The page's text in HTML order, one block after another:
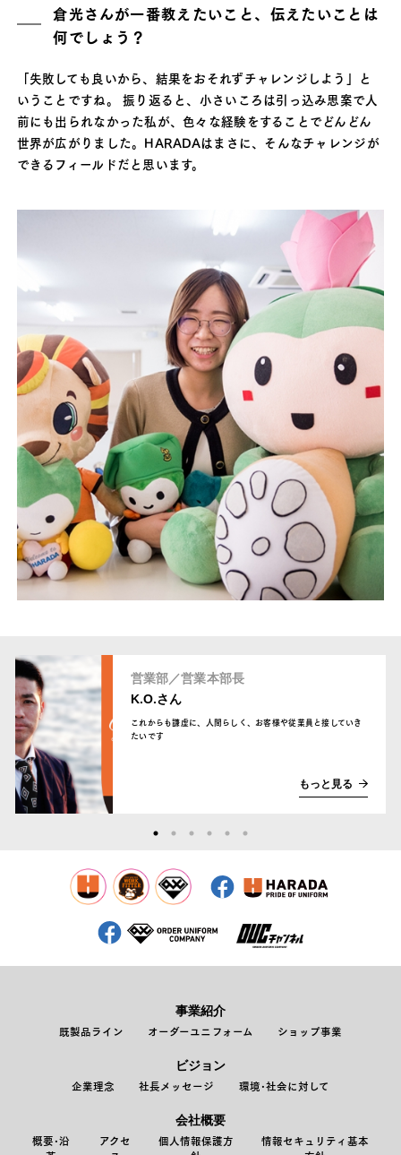
倉光さんが一番教えたいこと、伝えたいことは
何でしょう？
「失敗しても良いから、結果をおそれずチャレンジしよう」と
いうことですね。 振り返ると、小さいころは引っ込み思案で人
前にも出られなかった私が、色々な経験をすることでどんどん
世界が広がりました。HARADAはまさに、そんなチャレンジが
できるフィールドだと思います。
営業部／営業本部長
K.O.さん
これからも謙虚に、人間らしく、お客様や従業員と接していき
たいです
もっと見る
事業紹介
既製品ライン オーダーユニフォーム ショップ事業
ビジョン
企業理念 社長メッセージ 環境･社会に対して
会社概要
概要･沿
アクセ
個人情報保護方
情報セキュリティ基本